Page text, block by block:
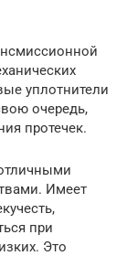
уплотнители
очередь,
протечек.
Имеет
при
Это